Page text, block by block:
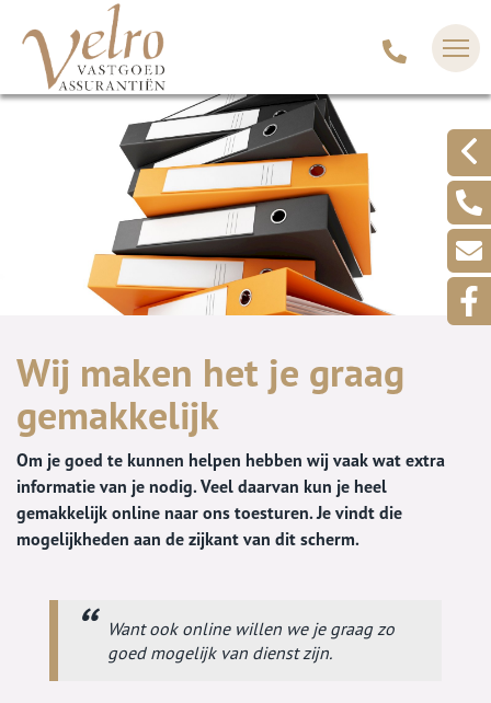
Wij maken het je graag
gemakkelijk
Om je goed te kunnen helpen hebben wij vaak wat extra
informatie van je nodig. Veel daarvan kun je heel
gemakkelijk online naar ons toesturen. Je vindt die
mogelijkheden aan de zijkant van dit scherm.
Want ook online willen we je graag zo
goed mogelijk van dienst zijn.